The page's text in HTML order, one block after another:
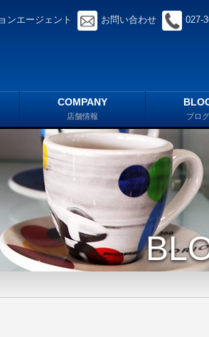
ンエージェント お問い合わせ 027-
COMPANY
店舗情報 ブログ